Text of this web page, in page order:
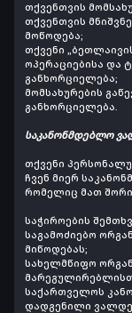
თქვენთვის
თქვენთვის
მოწოდება;
თქვენი
ოპერაციებისა და
განხორციელება;
მომსახურების
განხორციელება.
საკანონმდებლო
თქვენი
ჩვენ მიერ
რომელიც მათ
საჭიროების
საგამოძიებო
მიწოდებას;
სახელმწიფო
საქართველოს
დადგენილი